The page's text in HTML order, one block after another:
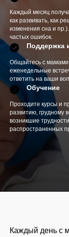
Каждый месяц
как развивать, как
изменения сна и
частых ошибок.
Поддержка
Общайтесь с мамами
еженедельные
ответить на ваши
Обучение
Проходите курсы и
развитию, грудному
возникшие
распространенных
Каждый день с